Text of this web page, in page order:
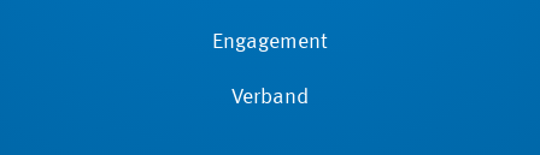
Engagement
Verband